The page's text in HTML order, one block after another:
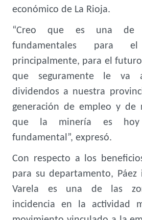
económico de La Rioja.
“Creo que es una de
fundamentales para
principalmente, para el
que seguramente le va
dividendos a nuestra
generación de empleo y de
que la minería es hoy
fundamental”, expresó.
Con respecto a los
para su departamento, Páez
Varela es una de las
incidencia en la actividad